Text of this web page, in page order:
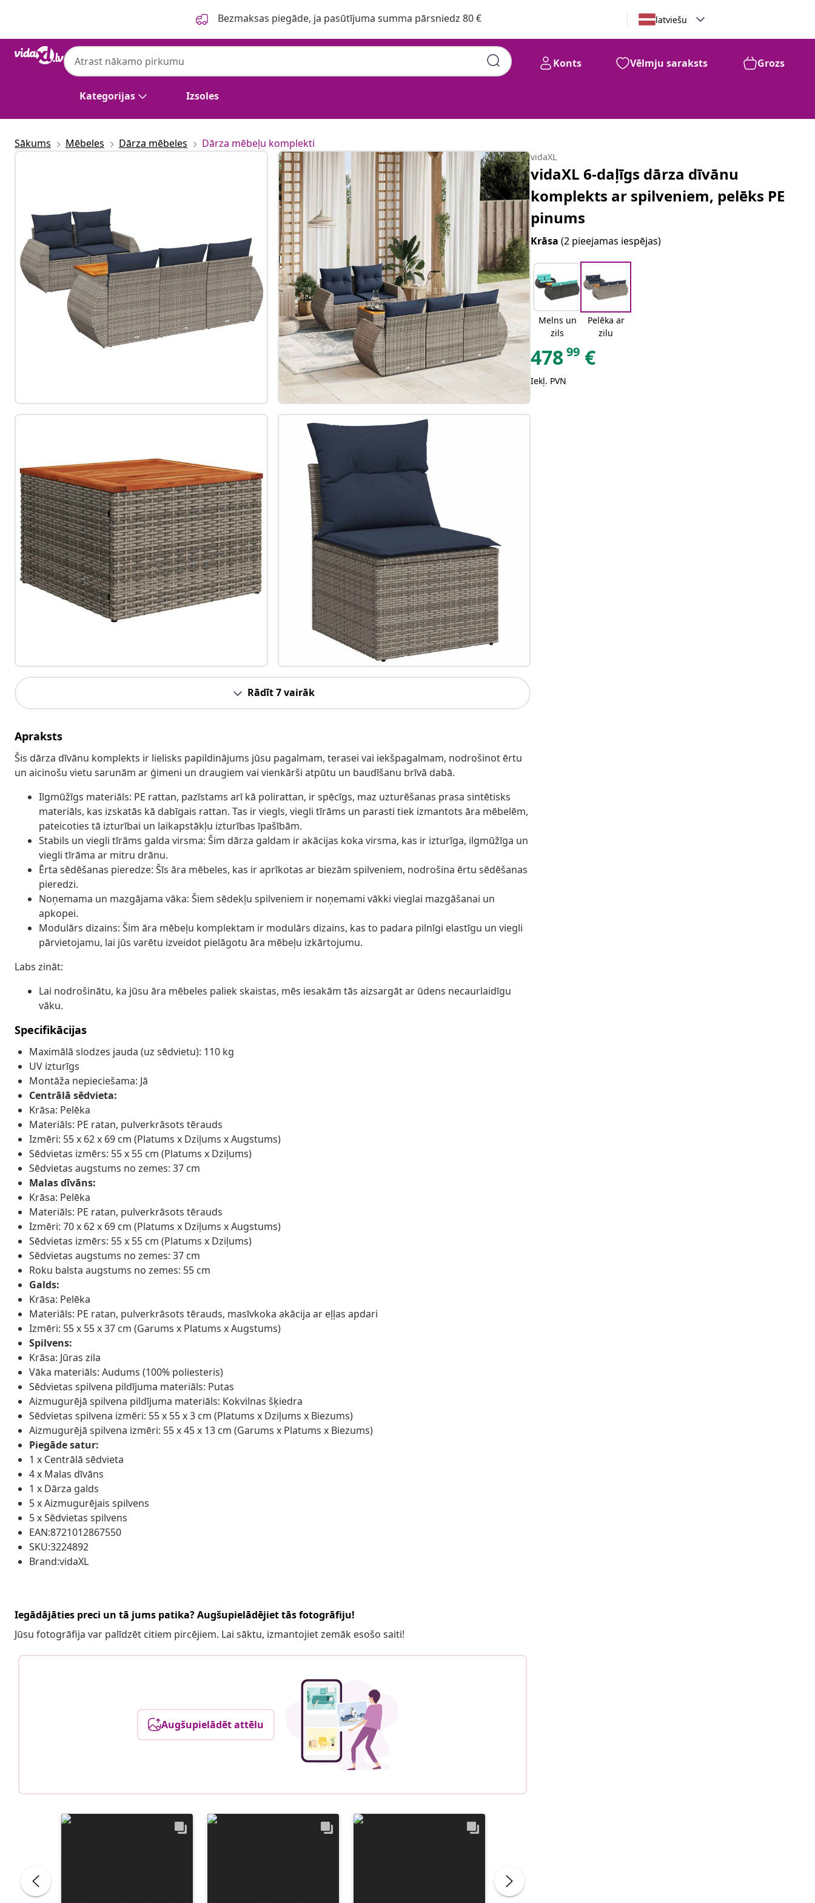
Bezmaksas piegāde, ja pasūtījuma summa pārsniedz 80 € latviešu
Kategorijas Izsoles
Konts Vēlmju saraksts Grozs
Sākums Mēbeles Dārza mēbeles Dārza mēbeļu komplekti
Rādīt 7 vairāk
Apraksts
Šis dārza dīvānu komplekts ir lielisks papildinājums jūsu pagalmam, terasei vai iekšpagalmam, nodrošinot ērtu
un aicinošu vietu sarunām ar ģimeni un draugiem vai vienkārši atpūtu un baudīšanu brīvā dabā.
Ilgmūžīgs materiāls: PE rattan, pazīstams arī kā polirattan, ir spēcīgs, maz uzturēšanas prasa sintētisks
materiāls, kas izskatās kā dabīgais rattan. Tas ir viegls, viegli tīrāms un parasti tiek izmantots āra mēbelēm,
pateicoties tā izturībai un laikapstākļu izturības īpašībām.
Stabils un viegli tīrāms galda virsma: Šim dārza galdam ir akācijas koka virsma, kas ir izturīga, ilgmūžīga un
viegli tīrāma ar mitru drānu.
Ērta sēdēšanas pieredze: Šīs āra mēbeles, kas ir aprīkotas ar biezām spilveniem, nodrošina ērtu sēdēšanas
pieredzi.
Noņemama un mazgājama vāka: Šiem sēdekļu spilveniem ir noņemami vākki vieglai mazgāšanai un
apkopei.
Modulārs dizains: Šim āra mēbeļu komplektam ir modulārs dizains, kas to padara pilnīgi elastīgu un viegli
pārvietojamu, lai jūs varētu izveidot pielāgotu āra mēbeļu izkārtojumu.
Labs zināt:
Lai nodrošinātu, ka jūsu āra mēbeles paliek skaistas, mēs iesakām tās aizsargāt ar ūdens necaurlaidīgu
vāku.
Specifikācijas
Maximālā slodzes jauda (uz sēdvietu): 110 kg
UV izturīgs
Montāža nepieciešama: Jā
Centrālā sēdvieta:
Krāsa: Pelēka
Materiāls: PE ratan, pulverkrāsots tērauds
Izmēri: 55 x 62 x 69 cm (Platums x Dziļums x Augstums)
Sēdvietas izmērs: 55 x 55 cm (Platums x Dziļums)
Sēdvietas augstums no zemes: 37 cm
Malas dīvāns:
Krāsa: Pelēka
Materiāls: PE ratan, pulverkrāsots tērauds
Izmēri: 70 x 62 x 69 cm (Platums x Dziļums x Augstums)
Sēdvietas izmērs: 55 x 55 cm (Platums x Dziļums)
Sēdvietas augstums no zemes: 37 cm
Roku balsta augstums no zemes: 55 cm
Galds:
Krāsa: Pelēka
Materiāls: PE ratan, pulverkrāsots tērauds, masīvkoka akācija ar eļļas apdari
Izmēri: 55 x 55 x 37 cm (Garums x Platums x Augstums)
Spilvens:
Krāsa: Jūras zila
Vāka materiāls: Audums (100% poliesteris)
Sēdvietas spilvena pildījuma materiāls: Putas
Aizmugurējā spilvena pildījuma materiāls: Kokvilnas šķiedra
Sēdvietas spilvena izmēri: 55 x 55 x 3 cm (Platums x Dziļums x Biezums)
Aizmugurējā spilvena izmēri: 55 x 45 x 13 cm (Garums x Platums x Biezums)
Piegāde satur:
1 x Centrālā sēdvieta
4 x Malas dīvāns
1 x Dārza galds
5 x Aizmugurējais spilvens
5 x Sēdvietas spilvens
EAN:8721012867550
SKU:3224892
Brand:vidaXL
Iegādājāties preci un tā jums patika? Augšupielādējiet tās fotogrāfiju!
Jūsu fotogrāfija var palīdzēt citiem pircējiem. Lai sāktu, izmantojiet zemāk esošo saiti!
Augšupielādēt attēlu
vidaXL
vidaXL 6-daļīgs dārza dīvānu
komplekts ar spilveniem, pelēks PE
pinums
Krāsa(2 pieejamas iespējas)
Melns un
zils
Pelēka ar
zilu
47899 €
Iekļ. PVN